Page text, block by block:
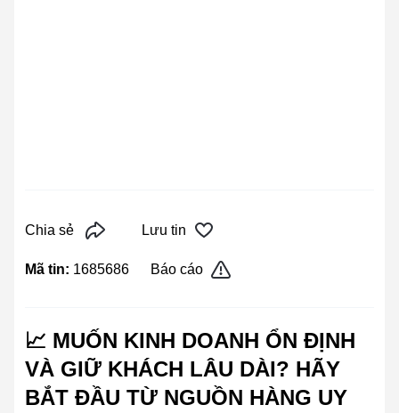
Chia sẻ Lưu tin
Mã tin: 1685686 Báo cáo
📈 MUỐN KINH DOANH ỔN ĐỊNH
VÀ GIỮ KHÁCH LÂU DÀI? HÃY
BẮT ĐẦU TỪ NGUỒN HÀNG UY